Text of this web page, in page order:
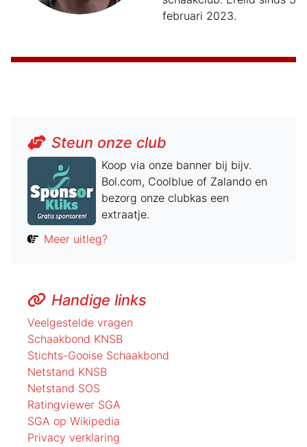
februari 2023.
Steun onze club
Koop via onze banner bij bijv.
Bol.com, Coolblue of Zalando en
bezorg onze clubkas een
extraatje.
Meer uitleg?
Handige links
Veelgestelde vragen
Schaakbond KNSB
Stichts-Gooise Schaakbond
Netstand KNSB
Netstand SOS
Ratingviewer SGA
SGA op Wikipedia
Privacy verklaring